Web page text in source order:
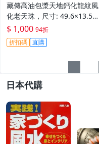
藏傳高油包漿天地鈣化龍紋風
化老天珠，尺寸: 49.6×13.5左
右，材質：瑪瑙， 天珠 瑪瑙
硃砂【德寶齋】406
$ 1,000 94折
折扣碼 直購
日本代購